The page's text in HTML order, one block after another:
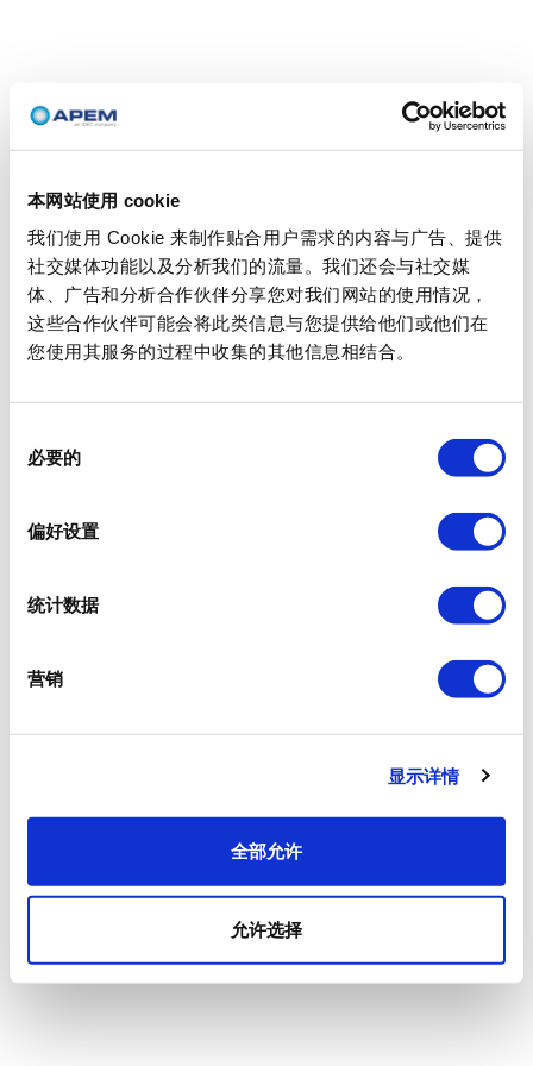
本网站使用 cookie
我们使用 Cookie 来制作贴合用户需求的内容与广告、提供
社交媒体功能以及分析我们的流量。我们还会与社交媒
体、广告和分析合作伙伴分享您对我们网站的使用情况，
这些合作伙伴可能会将此类信息与您提供给他们或他们在
您使用其服务的过程中收集的其他信息相结合。
必要的
偏好设置
统计数据
营销
显示详情
全部允许
允许选择